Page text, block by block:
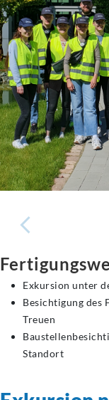
Exkursion unter
Besichtigung des
Treuen
Standort